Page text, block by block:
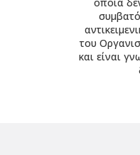
του
και είναι